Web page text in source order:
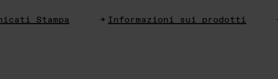
Stampa Informazioni sui prodotti